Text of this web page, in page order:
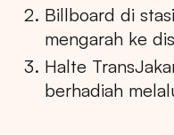
Billboard di
mengarah ke
Halte
berhadiah